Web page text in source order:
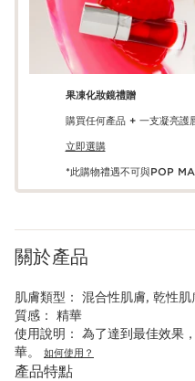
果凍化妝鏡禮贈
購買任何產品 + 一支凝亮護
立即選購
*此購物禮遇不可與POP
關於產品
肌膚類型： 混合性肌膚, 乾性
質感： 精華
使用說明： 為了達到最佳效果
華。 如何使用？
產品特點